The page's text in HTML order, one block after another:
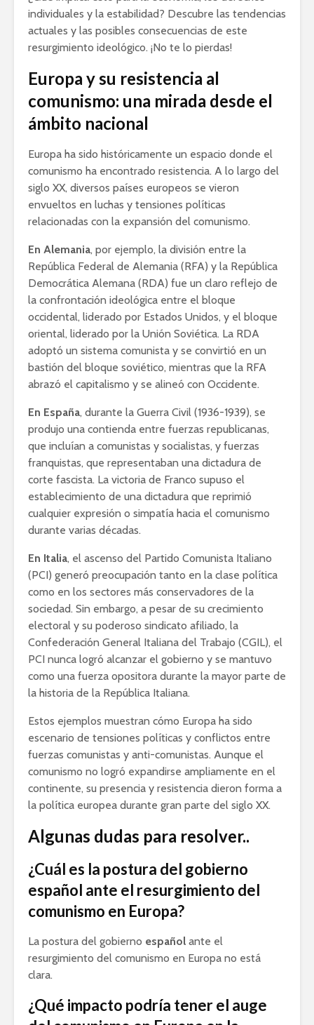
individuales y la estabilidad? Descubre las tendencias
actuales y las posibles consecuencias de este
resurgimiento ideológico. ¡No te lo pierdas!
Europa y su resistencia al
comunismo: una mirada desde el
ámbito nacional
Europa ha sido históricamente un espacio donde el
comunismo ha encontrado resistencia. A lo largo del
siglo XX, diversos países europeos se vieron
envueltos en luchas y tensiones políticas
relacionadas con la expansión del comunismo.
En Alemania, por ejemplo, la división entre la
República Federal de Alemania (RFA) y la República
Democrática Alemana (RDA) fue un claro reflejo de
la confrontación ideológica entre el bloque
occidental, liderado por Estados Unidos, y el bloque
oriental, liderado por la Unión Soviética. La RDA
adoptó un sistema comunista y se convirtió en un
bastión del bloque soviético, mientras que la RFA
abrazó el capitalismo y se alineó con Occidente.
En España, durante la Guerra Civil (1936-1939), se
produjo una contienda entre fuerzas republicanas,
que incluían a comunistas y socialistas, y fuerzas
franquistas, que representaban una dictadura de
corte fascista. La victoria de Franco supuso el
establecimiento de una dictadura que reprimió
cualquier expresión o simpatía hacia el comunismo
durante varias décadas.
En Italia, el ascenso del Partido Comunista Italiano
(PCI) generó preocupación tanto en la clase política
como en los sectores más conservadores de la
sociedad. Sin embargo, a pesar de su crecimiento
electoral y su poderoso sindicato afiliado, la
Confederación General Italiana del Trabajo (CGIL), el
PCI nunca logró alcanzar el gobierno y se mantuvo
como una fuerza opositora durante la mayor parte de
la historia de la República Italiana.
Estos ejemplos muestran cómo Europa ha sido
escenario de tensiones políticas y conflictos entre
fuerzas comunistas y anti-comunistas. Aunque el
comunismo no logró expandirse ampliamente en el
continente, su presencia y resistencia dieron forma a
la política europea durante gran parte del siglo XX.
Algunas dudas para resolver..
¿Cuál es la postura del gobierno
español ante el resurgimiento del
comunismo en Europa?
La postura del gobierno español ante el
resurgimiento del comunismo en Europa no está
clara.
¿Qué impacto podría tener el auge